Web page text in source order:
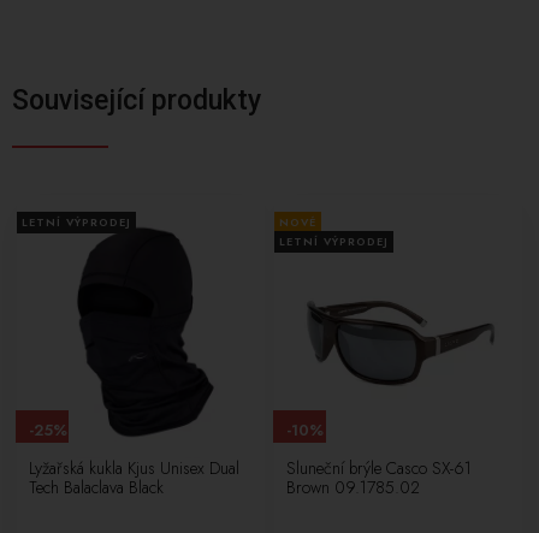
Související produkty
LETNÍ VÝPRODEJ
Lyžařská kukla Kjus Unisex Dual
Tech Balaclava Black
-25%
NOVÉ
LETNÍ VÝPRODEJ
Sluneční brýle Casco SX-61
Brown 09.1785.02
-10%